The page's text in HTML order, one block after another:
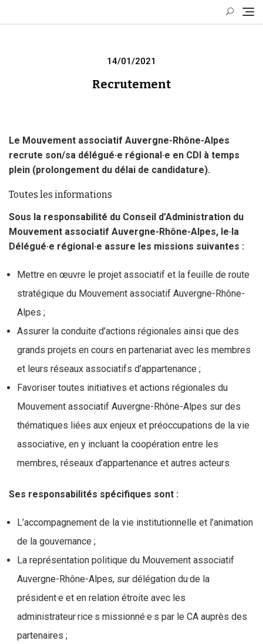
Posted
14/01/2021
Recrutement
Le Mouvement associatif Auvergne-Rhône-Alpes
recrute son/sa délégué·e régional·e en CDI à temps
plein (prolongement du délai de candidature).
Toutes les informations
Sous la responsabilité du Conseil d’Administration du
Mouvement associatif Auvergne-Rhône-Alpes, le·la
Délégué·e régional·e assure les missions suivantes :
Mettre en œuvre le projet associatif et la feuille de route
stratégique du Mouvement associatif Auvergne-Rhône-
Alpes ;
Assurer la conduite d’actions régionales ainsi que des
grands projets en cours en partenariat avec les membres
et leurs réseaux associatifs d’appartenance ;
Favoriser toutes initiatives et actions régionales du
Mouvement associatif Auvergne-Rhône-Alpes sur des
thématiques liées aux enjeux et préoccupations de la vie
associative, en y incluant la coopération entre les
membres, réseaux d’appartenance et autres acteurs.
Ses responsabilités spécifiques sont :
L’accompagnement de la vie institutionnelle et l’animation
de la gouvernance ;
La représentation politique du Mouvement associatif
Auvergne-Rhône-Alpes, sur délégation du·de la
président·e et en relation étroite avec les
administrateur·rice·s missionné·e·s par le CA auprès des
partenaires ;